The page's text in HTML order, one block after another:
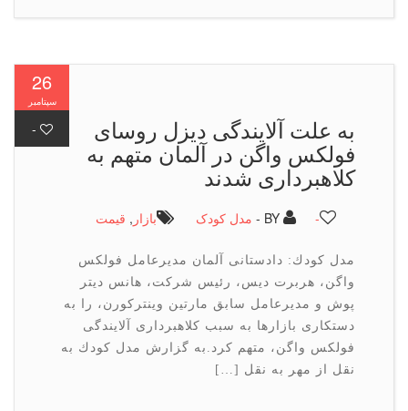
به علت آلایندگی دیزل روسای
فولكس واگن در آلمان متهم به
كلاهبرداری شدند
BY - مدل کودک بازار ,قیمت
مدل كودك: دادستانی آلمان مدیرعامل فولكس
واگن، هربرت دیس، رئیس شركت، هانس دیتر
پوش و مدیرعامل سابق مارتین وینتركورن، را به
دستكاری بازارها به سبب كلاهبرداری آلایندگی
فولكس واگن، متهم كرد.به گزارش مدل كودك به
نقل از مهر به نقل […]